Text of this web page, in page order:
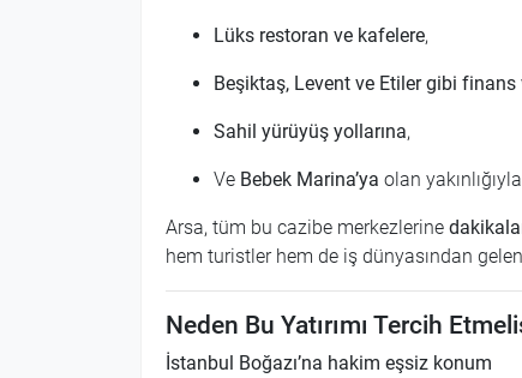
Lüks restoran ve kafelere,
Beşiktaş, Levent ve Etiler gibi
Sahil yürüyüş yollarına,
Ve Bebek Marina’ya olan
Arsa, tüm bu cazibe merkezlerine
hem turistler hem de iş dünyasından
Neden Bu Yatırımı Tercih
İstanbul Boğazı’na hakim eşsiz konum